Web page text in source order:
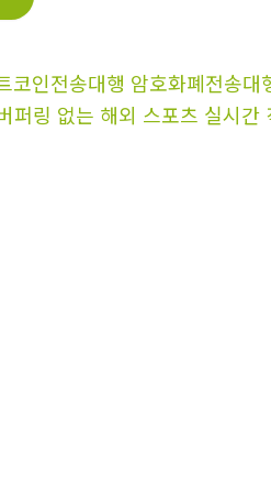
코인전송대행 암호화폐전송대
퍼링 없는 해외 스포츠 실시간